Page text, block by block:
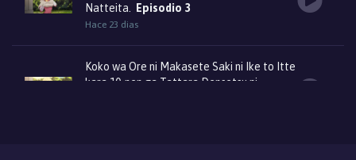
Natteita.
Episodio 3
Hace 23 dias
Koko wa Ore ni Makasete Saki ni Ike to Itte
kara 10-nen ga Tattara Densetsu ni